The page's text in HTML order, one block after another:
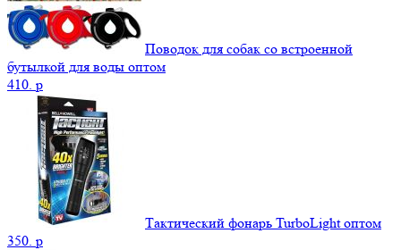
Поводок для собак со встроенной
бутылкой для воды оптом
410. p
Тактический фонарь TurboLight оптом
350. p